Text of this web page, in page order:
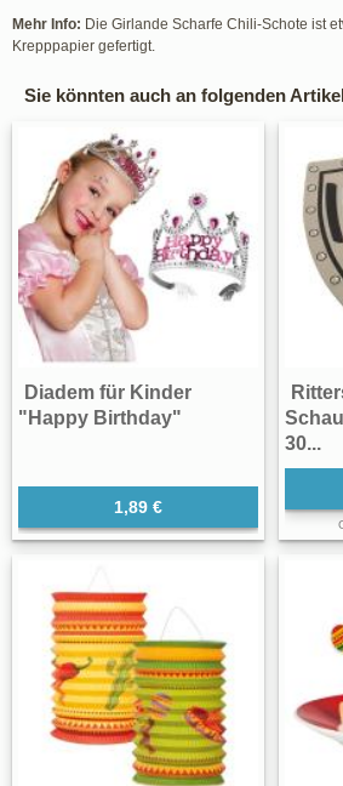
Mehr Info: Die Girlande Scharfe Chili-Schote ist
Krepppapier gefertigt.
Sie könnten auch an folgenden
Diadem für Kinder
"Happy Birthday"
1,89 €
30...